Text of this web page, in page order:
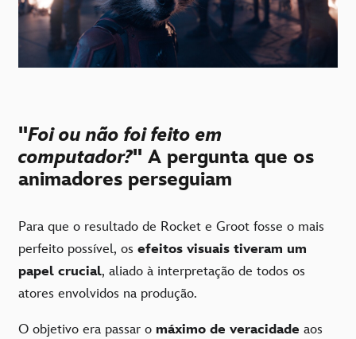
"Foi ou não foi feito em
computador?" A pergunta que os
animadores perseguiam
Para que o resultado de Rocket e Groot fosse o mais
perfeito possível, os efeitos visuais tiveram um
papel crucial, aliado à interpretação de todos os
atores envolvidos na produção.
O objetivo era passar o máximo de veracidade aos